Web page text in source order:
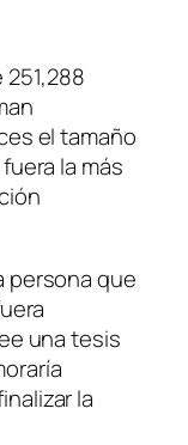
el tamaño
la más
persona que
una tesis
la